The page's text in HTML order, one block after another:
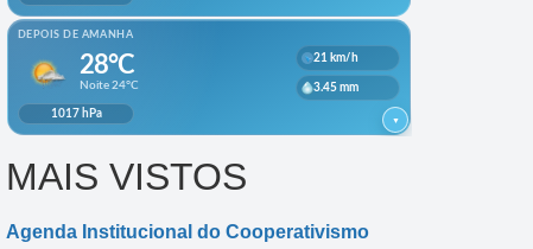
MAIS VISTOS
Agenda Institucional do Cooperativismo